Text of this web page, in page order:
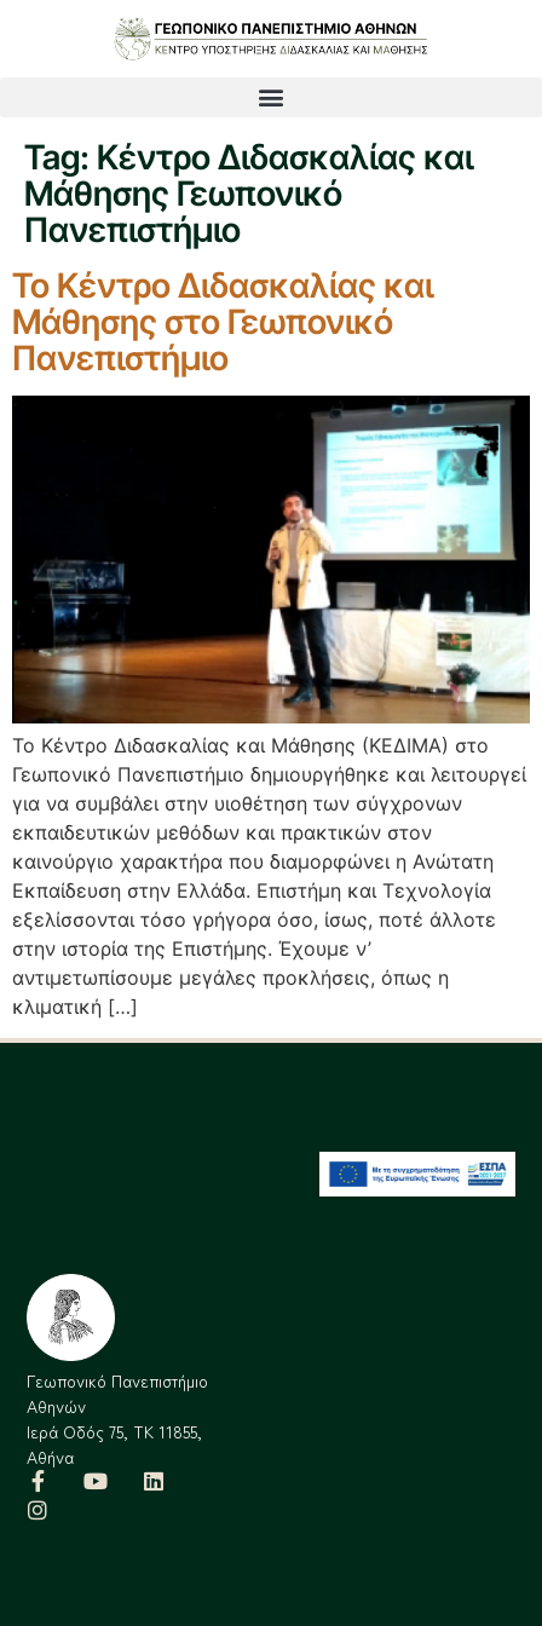
Tag: Κέντρο Διδασκαλίας και
Μάθησης Γεωπονικό
Πανεπιστήμιο
Το Κέντρο Διδασκαλίας και
Μάθησης στο Γεωπονικό
Πανεπιστήμιο
Το Κέντρο Διδασκαλίας και Μάθησης (ΚΕΔΙΜΑ) στο
Γεωπονικό Πανεπιστήμιο δημιουργήθηκε και λειτουργεί
για να συμβάλει στην υιοθέτηση των σύγχρονων
εκπαιδευτικών μεθόδων και πρακτικών στον
καινούργιο χαρακτήρα που διαμορφώνει η Ανώτατη
Εκπαίδευση στην Ελλάδα. Επιστήμη και Τεχνολογία
εξελίσσονται τόσο γρήγορα όσο, ίσως, ποτέ άλλοτε
στην ιστορία της Επιστήμης. Έχουμε ν’
αντιμετωπίσουμε μεγάλες προκλήσεις, όπως η
κλιματική […]
Γεωπονικό Πανεπιστήμιο
Αθηνών
Ιερά Οδός 75, ΤΚ 11855,
Αθήνα